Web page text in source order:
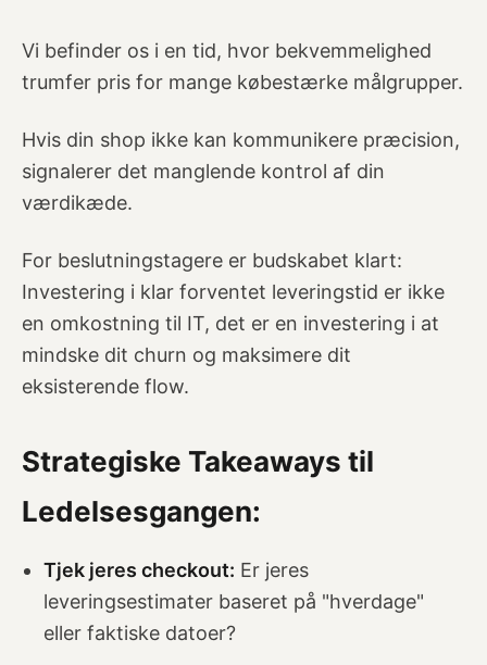
Vi befinder os i en tid, hvor bekvemmelighed
trumfer pris for mange købestærke målgrupper.
Hvis din shop ikke kan kommunikere præcision,
signalerer det manglende kontrol af din
værdikæde.
For beslutningstagere er budskabet klart:
Investering i klar forventet leveringstid er ikke
en omkostning til IT, det er en investering i at
mindske dit churn og maksimere dit
eksisterende flow.
Strategiske Takeaways til
Ledelsesgangen:
Tjek jeres checkout: Er jeres
leveringsestimater baseret på "hverdage"
eller faktiske datoer?